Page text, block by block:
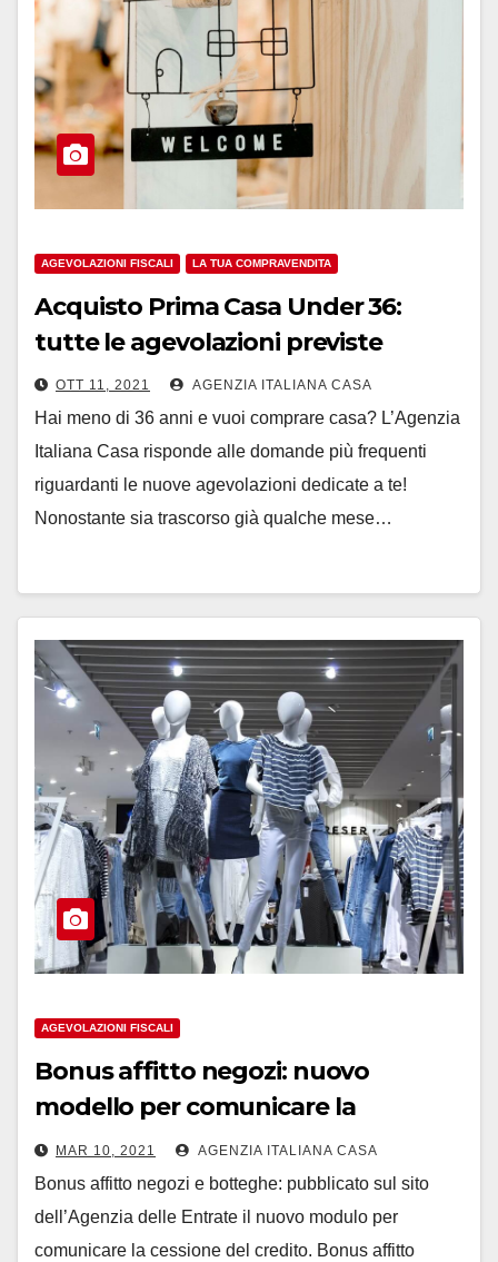
AGEVOLAZIONI FISCALI LA TUA COMPRAVENDITA
Acquisto Prima Casa Under 36:
tutte le agevolazioni previste
OTT 11, 2021 AGENZIA ITALIANA CASA
Hai meno di 36 anni e vuoi comprare casa? L’Agenzia
Italiana Casa risponde alle domande più frequenti
riguardanti le nuove agevolazioni dedicate a te!
Nonostante sia trascorso già qualche mese…
AGEVOLAZIONI FISCALI
Bonus affitto negozi: nuovo
modello per comunicare la
cessione del credito.
MAR 10, 2021 AGENZIA ITALIANA CASA
Bonus affitto negozi e botteghe: pubblicato sul sito
dell’Agenzia delle Entrate il nuovo modulo per
comunicare la cessione del credito. Bonus affitto